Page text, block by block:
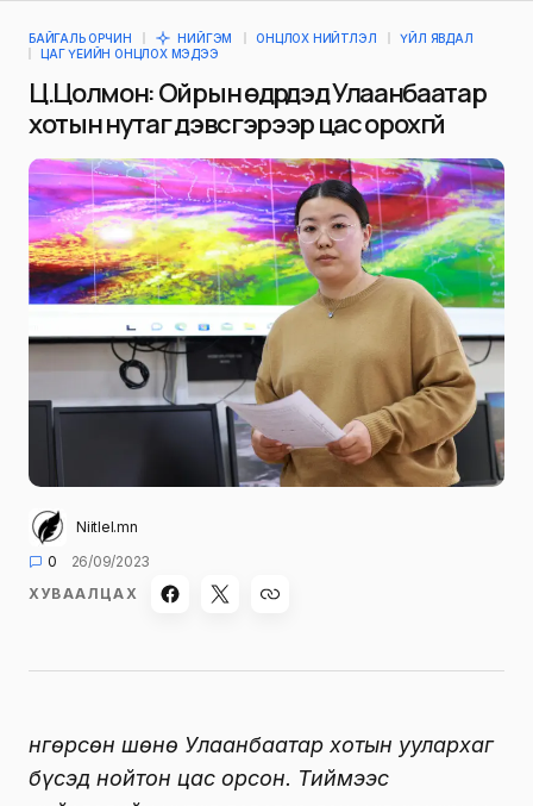
БАЙГАЛЬ ОРЧИН НИЙГЭМ ОНЦЛОХ НИЙТЛЭЛ
ҮЙЛ ЯВДАЛ
ЦАГ ҮЕИЙН ОНЦЛОХ МЭДЭЭ
Ц.Цолмон: Ойрын өдрүүдэд Улаанбаатар
хотын нутаг дэвсгэрээр цас орохгүй
Niitlel.mn
0
26/09/2023
ХУВААЛЦАХ
Өнгөрсөн шөнө Улаанбаатар хотын уулархаг
бүсэд нойтон цас орсон. Тиймээс